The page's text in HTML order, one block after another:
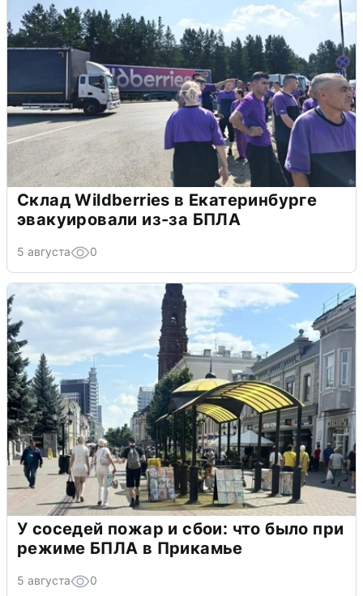
Склад Wildberries в Екатеринбурге
эвакуировали из-за БПЛА
5 августа 0
У соседей пожар и сбои: что было при
режиме БПЛА в Прикамье
5 августа 0